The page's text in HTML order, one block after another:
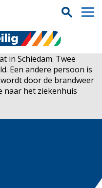
in Schiedam. Twee
Een andere persoon is
door de brandweer
naar het ziekenhuis